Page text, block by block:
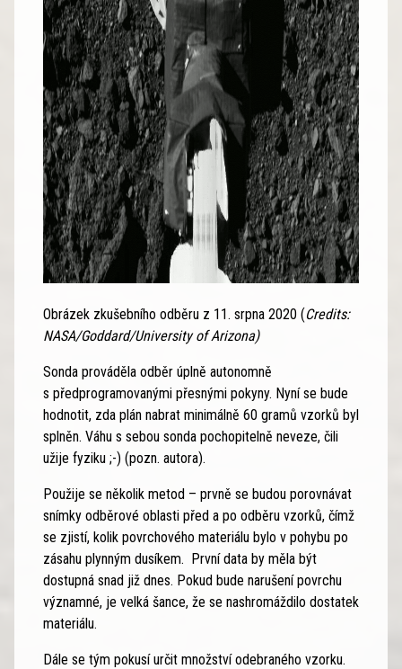
Obrázek zkušebního odběru z 11. srpna 2020 (Credits:
NASA/Goddard/University of Arizona)
Sonda prováděla odběr úplně autonomně
s předprogramovanými přesnými pokyny. Nyní se bude
hodnotit, zda plán nabrat minimálně 60 gramů vzorků byl
splněn. Váhu s sebou sonda pochopitelně neveze, čili
užije fyziku ;-) (pozn. autora).
Použije se několik metod – prvně se budou porovnávat
snímky odběrové oblasti před a po odběru vzorků, čímž
se zjistí, kolik povrchového materiálu bylo v pohybu po
zásahu plynným dusíkem. První data by měla být
dostupná snad již dnes. Pokud bude narušení povrchu
významné, je velká šance, že se nashromáždilo dostatek
materiálu.
Dále se tým pokusí určit množství odebraného vzorku.